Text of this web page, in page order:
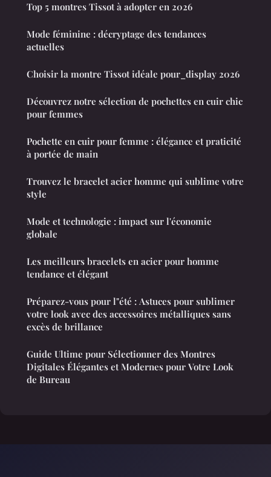
Top 5 montres Tissot à adopter en 2026
Mode féminine : décryptage des tendances
actuelles
Choisir la montre Tissot idéale pour_display 2026
Découvrez notre sélection de pochettes en cuir chic
pour femmes
Pochette en cuir pour femme : élégance et praticité
à portée de main
Trouvez le bracelet acier homme qui sublime votre
style
Mode et technologie : impact sur l'économie
globale
Les meilleurs bracelets en acier pour homme
tendance et élégant
Préparez-vous pour l"été : Astuces pour sublimer
votre look avec des accessoires métalliques sans
excès de brillance
Guide Ultime pour Sélectionner des Montres
Digitales Élégantes et Modernes pour Votre Look
de Bureau